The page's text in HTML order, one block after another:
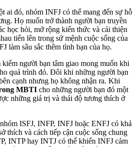
ai đó, nhóm INFJ có thể mang đến sự hỗ
Họ muốn trở thành người bạn truyền
học hỏi, mở rộng kiến thức và cải thiện
tiến lên trong sứ mệnh cuộc sống của
làm sâu sắc thêm tình bạn của họ.
người bạn tâm giao mong muốn khi
quá trình đó. Đôi khi những người bạn
cạnh nhưng họ không nhận ra. Khi
MBTI cho những người bạn đó một
những giá trị và thái độ tương thích ở
ISFJ, INFP, INFJ hoặc ENFJ có khả
thích và cách tiếp cận cuộc sống chung
INTP hay INTJ có thể khiến INFJ cảm